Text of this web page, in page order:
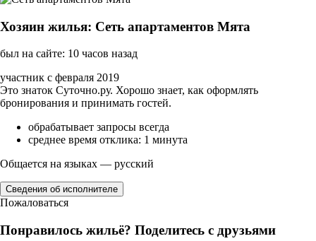
Хозяин жилья: Сеть апартаментов Мята
был на сайте: 10 часов назад
участник с февраля 2019
Это знаток Суточно.ру. Хорошо знает, как оформлять
бронирования и принимать гостей.
обрабатывает запросы всегда
среднее время отклика: 1 минута
Общается на языках — русский
Сведения об исполнителе
Пожаловаться
Понравилось жильё? Поделитесь с друзьями